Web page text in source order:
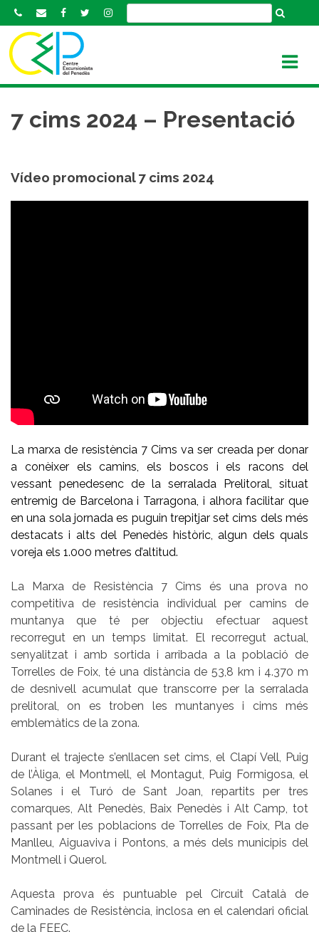
k
7 cims 2024 – Presentació
Vídeo promocional 7 cims 2024
La marxa de resistència 7 Cims va ser creada per donar
a conèixer els camins, els boscos i els racons del
vessant penedesenc de la serralada Prelitoral, situat
entremig de Barcelona i Tarragona, i alhora facilitar que
en una sola jornada es puguin trepitjar set cims dels més
destacats i alts del Penedès històric, algun dels quals
voreja els 1.000 metres d’altitud.
La Marxa de Resistència 7 Cims és una prova no
competitiva de resistència individual per camins de
muntanya que té per objectiu efectuar aquest
recorregut en un temps limitat. El recorregut actual,
senyalitzat i amb sortida i arribada a la població de
Torrelles de Foix, té una distància de 53,8 km i 4.370 m
de desnivell acumulat que transcorre per la serralada
prelitoral, on es troben les muntanyes i cims més
emblemàtics de la zona.
Durant el trajecte s’enllacen set cims, el Clapí Vell, Puig
de l’Àliga, el Montmell, el Montagut, Puig Formigosa, el
Solanes i el Turó de Sant Joan, repartits per tres
comarques, Alt Penedès, Baix Penedès i Alt Camp, tot
passant per les poblacions de Torrelles de Foix, Pla de
Manlleu, Aiguaviva i Pontons, a més dels municipis del
Montmell i Querol.
Aquesta prova és puntuable pel Circuit Català de
Caminades de Resistència, inclosa en el calendari oficial
de la FEEC.